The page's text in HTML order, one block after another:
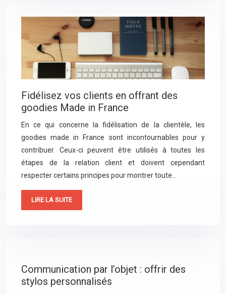
Fidélisez vos clients en offrant des
goodies Made in France
En ce qui concerne la fidélisation de la clientèle, les
goodies made in France sont incontournables pour y
contribuer. Ceux-ci peuvent être utilisés à toutes les
étapes de la relation client et doivent cependant
respecter certains principes pour montrer toute…
LIRE LA SUITE
Communication par l’objet : offrir des
stylos personnalisés